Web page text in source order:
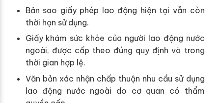
Bản sao giấy phép lao động hiện tại vẫn còn
thời hạn sử dụng.
Giấy khám sức khỏe của người lao động nước
ngoài, được cấp theo đúng quy định và trong
thời gian hợp lệ.
Văn bản xác nhận chấp thuận nhu cầu sử dụng
lao động nước ngoài do cơ quan có thẩm